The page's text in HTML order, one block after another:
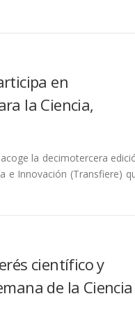
en
la Ciencia,
la decimotercera
e Innovación (Transfiere)
científico y
de la Ciencia